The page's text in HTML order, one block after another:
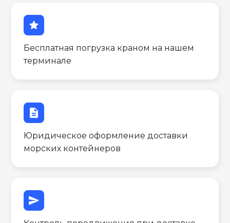
star
Бесплатная погрузка краном на нашем
терминале
description
Юридическое оформление доставки
морских контейнеров
send